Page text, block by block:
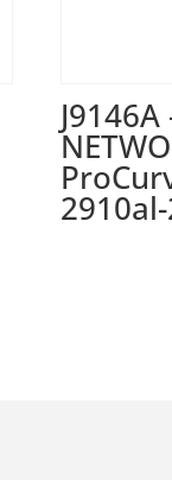
J9146A